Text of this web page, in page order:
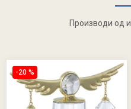
Производи од
-20 %